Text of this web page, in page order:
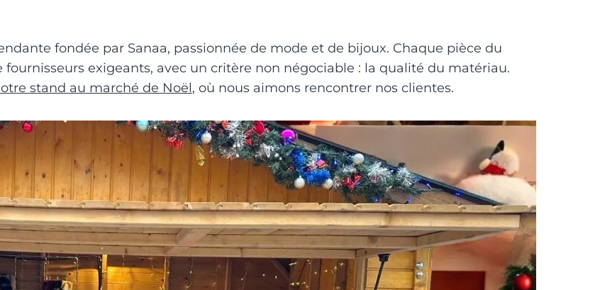
fondée par Sanaa, passionnée de mode et de bijoux. Chaque pièce du
exigeants, avec un critère non négociable : la qualité du matériau.
stand au marché de Noël, où nous aimons rencontrer nos clientes.